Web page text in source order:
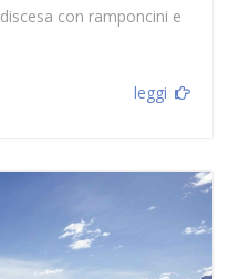
con ramponcini e
leggi